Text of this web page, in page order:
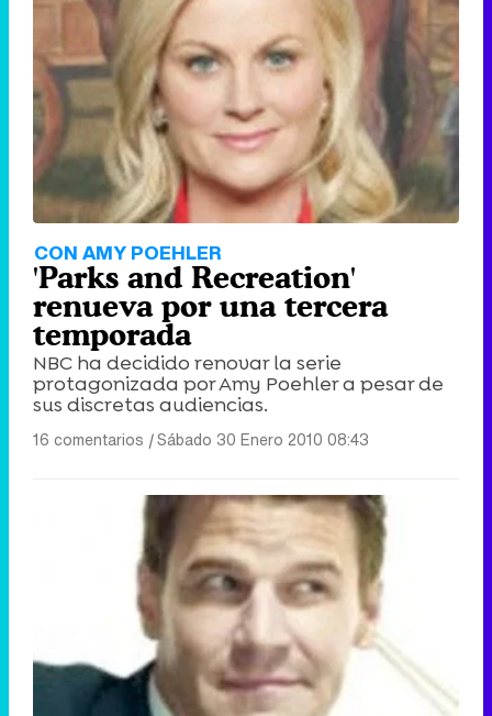
CON AMY POEHLER
'Parks and Recreation'
renueva por una tercera
temporada
NBC ha decidido renovar la serie
protagonizada por Amy Poehler a pesar de
sus discretas audiencias.
16 comentarios |Sábado 30 Enero 2010 08:43